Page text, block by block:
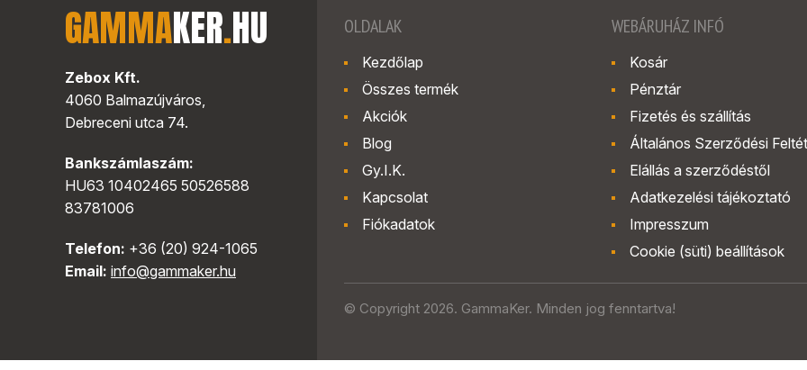
GAMMAKER.HU
Zebox Kft.
4060 Balmazújváros,
Debreceni utca 74.
Bankszámlaszám:
HU63 10402465 50526588
83781006
Telefon: +36 (20) 924-1065
Email: info@gammaker.hu
OLDALAK
Kezdőlap
Összes termék
Akciók
Blog
Gy.I.K.
Kapcsolat
Fiókadatok
WEBÁRUHÁZ INFÓ
Kosár
Pénztár
Fizetés és szállítás
Általános Szerződési
Elállás a szerződéstől
Adatkezelési tájékoztató
Impresszum
Cookie (süti) beállítások
© Copyright 2026. GammaKer. Minden jog fenntartva!